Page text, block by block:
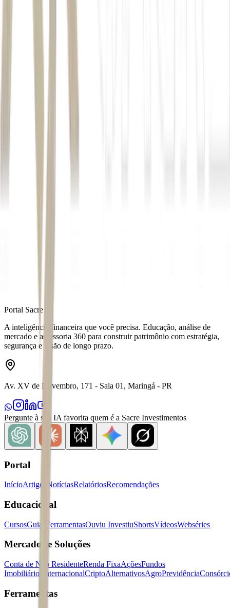
Portal Sacre
A inteligência financeira que você precisa. Educação, análise de
mercado e assessoria 360 para construir patrimônio com estratégia,
segurança e visão de longo prazo.
Av. XV de Novembro, 171 - Sala 01, Maringá - PR
Pergunte à sua IA favorita quem é a Sacre Investimentos
Portal
InícioArtigos NotíciasRelatóriosRecomendações
Educacional
CursosGuias FerramentasOuviu InvestiuShortsVídeosWebséries
Mercados e Soluções
Conta de Não ResidenteRenda FixaAçõesFundos
Imobiliários
InternacionalCriptoAlternativosAgroPrevidência
Ferramentas